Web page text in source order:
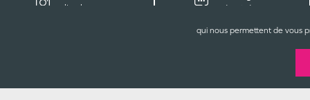
qui nous permettent de vous
d'ordonnance
sécurisée
7,